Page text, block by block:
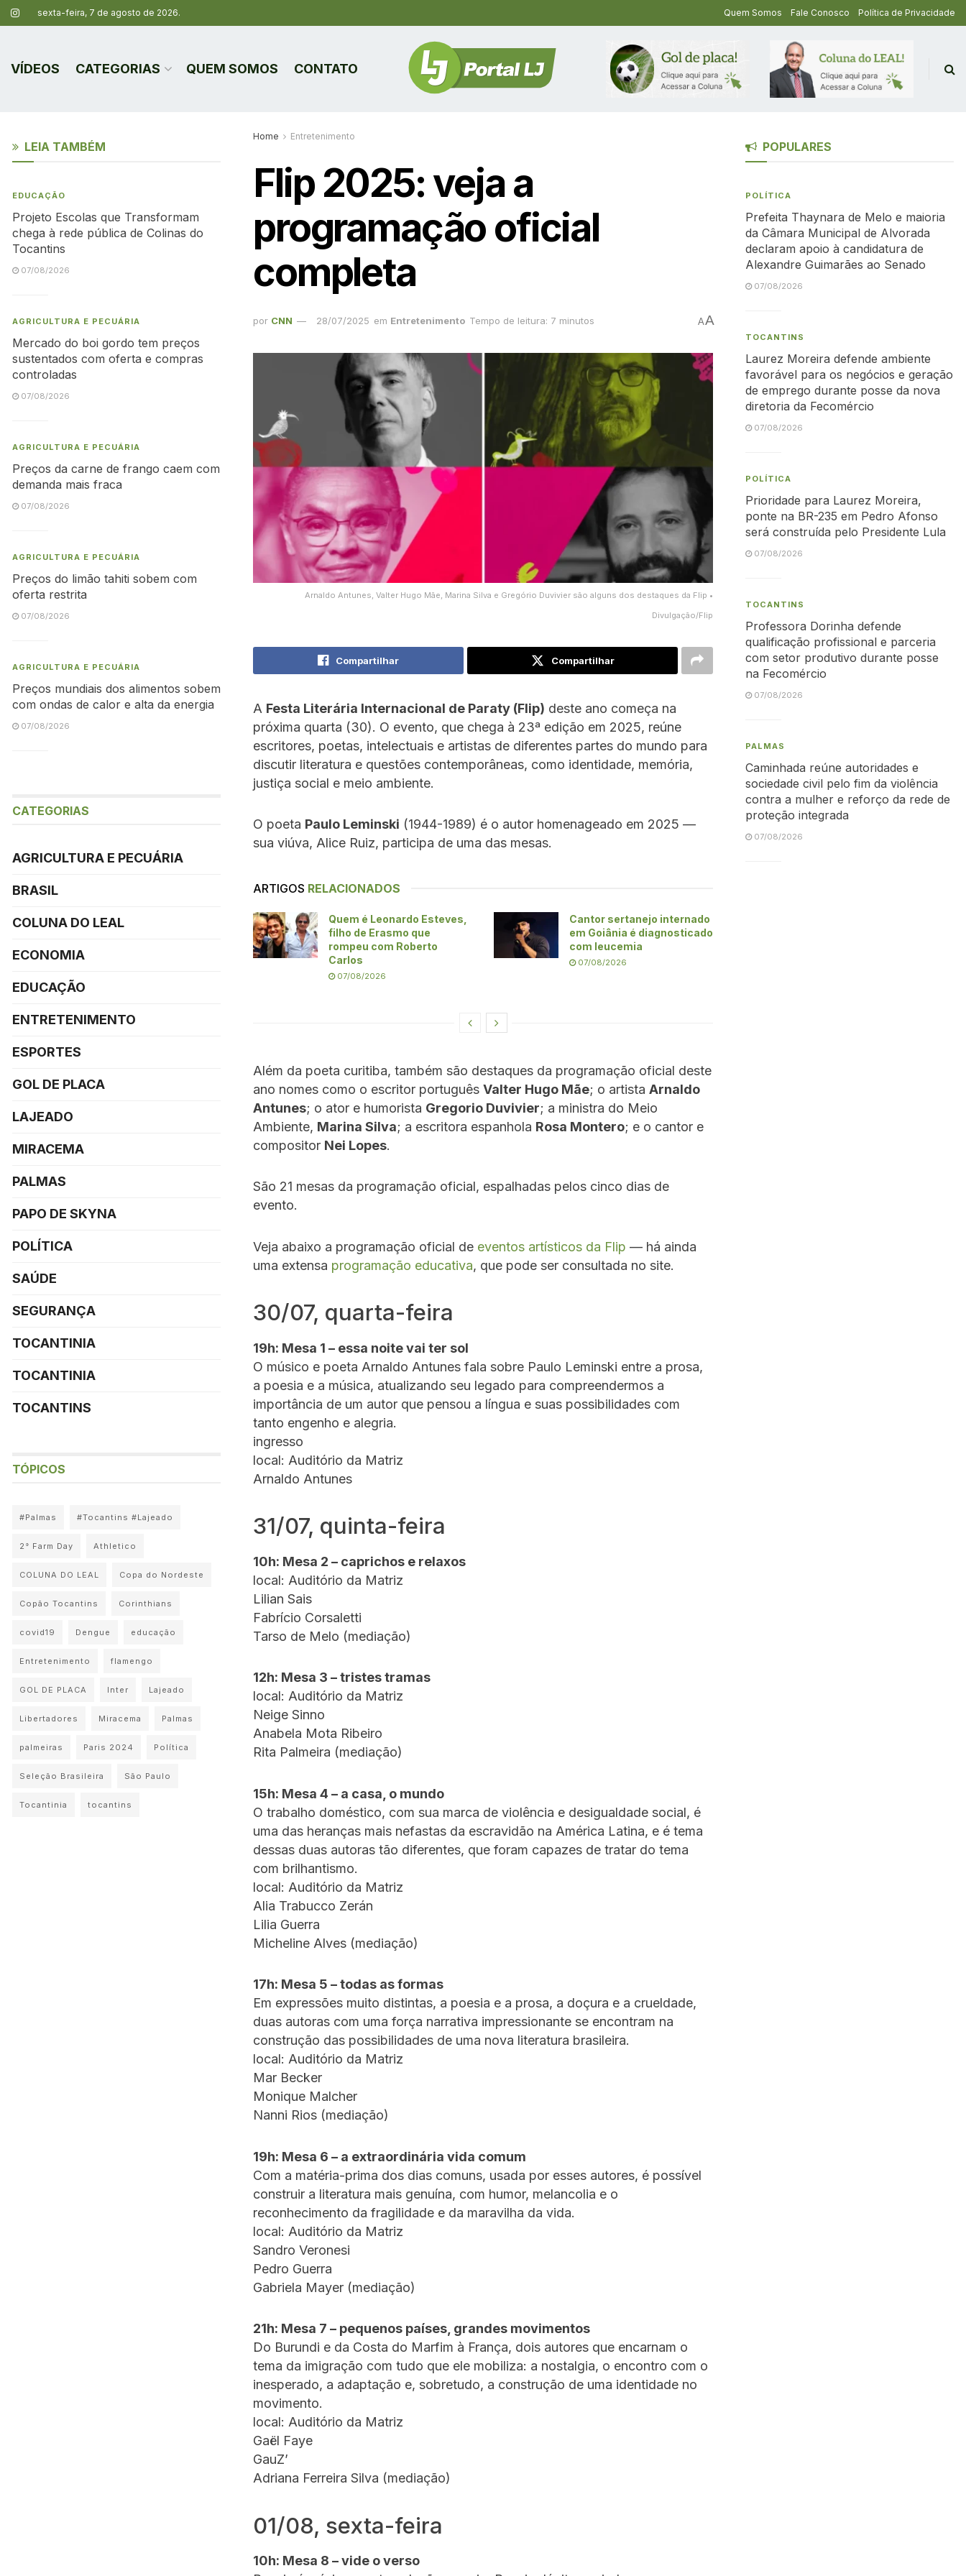
sexta-feira, 7 de agosto de 2026. Quem Somos Fale Conosco Política de Privacidade
VÍDEOS CATEGORIAS QUEM SOMOS CONTATO
Home Entretenimento
Flip 2025: veja a
programação oficial
completa
por CNN 28/07/2025 em Entretenimento Tempo de leitura: 7 minutos AA
Arnaldo Antunes, Valter Hugo Mãe, Marina Silva e Gregório Duvivier são alguns dos destaques da Flip •
Divulgação/Flip
Compartilhar Compartilhar
A Festa Literária Internacional de Paraty (Flip) deste ano começa na
próxima quarta (30). O evento, que chega à 23ª edição em 2025, reúne
escritores, poetas, intelectuais e artistas de diferentes partes do mundo para
discutir literatura e questões contemporâneas, como identidade, memória,
justiça social e meio ambiente.
O poeta Paulo Leminski (1944-1989) é o autor homenageado em 2025 —
sua viúva, Alice Ruiz, participa de uma das mesas.
ARTIGOS RELACIONADOS
Quem é Leonardo Esteves,
filho de Erasmo que
rompeu com Roberto
Carlos
07/08/2026
Cantor sertanejo internado
em Goiânia é diagnosticado
com leucemia
07/08/2026
Além da poeta curitiba, também são destaques da programação oficial deste
ano nomes como o escritor português Valter Hugo Mãe; o artista Arnaldo
Antunes; o ator e humorista Gregorio Duvivier; a ministra do Meio
Ambiente, Marina Silva; a escritora espanhola Rosa Montero; e o cantor e
compositor Nei Lopes.
São 21 mesas da programação oficial, espalhadas pelos cinco dias de
evento.
Veja abaixo a programação oficial de eventos artísticos da Flip — há ainda
uma extensa programação educativa, que pode ser consultada no site.
30/07, quarta-feira
19h: Mesa 1 – essa noite vai ter sol
O músico e poeta Arnaldo Antunes fala sobre Paulo Leminski entre a prosa,
a poesia e a música, atualizando seu legado para compreendermos a
importância de um autor que pensou a língua e suas possibilidades com
tanto engenho e alegria.
ingresso
local: Auditório da Matriz
Arnaldo Antunes
31/07, quinta-feira
10h: Mesa 2 – caprichos e relaxos
local: Auditório da Matriz
Lilian Sais
Fabrício Corsaletti
Tarso de Melo (mediação)
12h: Mesa 3 – tristes tramas
local: Auditório da Matriz
Neige Sinno
Anabela Mota Ribeiro
Rita Palmeira (mediação)
15h: Mesa 4 – a casa, o mundo
O trabalho doméstico, com sua marca de violência e desigualdade social, é
uma das heranças mais nefastas da escravidão na América Latina, e é tema
dessas duas autoras tão diferentes, que foram capazes de tratar do tema
com brilhantismo.
local: Auditório da Matriz
Alia Trabucco Zerán
Lilia Guerra
Micheline Alves (mediação)
17h: Mesa 5 – todas as formas
Em expressões muito distintas, a poesia e a prosa, a doçura e a crueldade,
duas autoras com uma força narrativa impressionante se encontram na
construção das possibilidades de uma nova literatura brasileira.
local: Auditório da Matriz
Mar Becker
Monique Malcher
Nanni Rios (mediação)
19h: Mesa 6 – a extraordinária vida comum
Com a matéria-prima dos dias comuns, usada por esses autores, é possível
construir a literatura mais genuína, com humor, melancolia e o
reconhecimento da fragilidade e da maravilha da vida.
local: Auditório da Matriz
Sandro Veronesi
Pedro Guerra
Gabriela Mayer (mediação)
21h: Mesa 7 – pequenos países, grandes movimentos
Do Burundi e da Costa do Marfim à França, dois autores que encarnam o
tema da imigração com tudo que ele mobiliza: a nostalgia, o encontro com o
inesperado, a adaptação e, sobretudo, a construção de uma identidade no
movimento.
local: Auditório da Matriz
Gaël Faye
GauZ’
Adriana Ferreira Silva (mediação)
01/08, sexta-feira
10h: Mesa 8 – vide o verso
LEIA TAMBÉM
EDUCAÇÃO
Projeto Escolas que Transformam
chega à rede pública de Colinas do
Tocantins
07/08/2026
AGRICULTURA E PECUÁRIA
Mercado do boi gordo tem preços
sustentados com oferta e compras
controladas
07/08/2026
AGRICULTURA E PECUÁRIA
Preços da carne de frango caem com
demanda mais fraca
07/08/2026
AGRICULTURA E PECUÁRIA
Preços do limão tahiti sobem com
oferta restrita
07/08/2026
AGRICULTURA E PECUÁRIA
Preços mundiais dos alimentos sobem
com ondas de calor e alta da energia
07/08/2026
CATEGORIAS
AGRICULTURA E PECUÁRIA
BRASIL
COLUNA DO LEAL
ECONOMIA
EDUCAÇÃO
ENTRETENIMENTO
ESPORTES
GOL DE PLACA
LAJEADO
MIRACEMA
PALMAS
PAPO DE SKYNA
POLÍTICA
SAÚDE
SEGURANÇA
TOCANTINIA
TOCANTINIA
TOCANTINS
TÓPICOS
#Palmas #Tocantins #Lajeado
2° Farm Day Athletico
COLUNA DO LEAL Copa do Nordeste
Copão Tocantins Corinthians
covid19 Dengue educação
Entretenimento flamengo
GOL DE PLACA Inter Lajeado
Libertadores Miracema Palmas
palmeiras Paris 2024 Política
Seleção Brasileira São Paulo
Tocantinia tocantins
POPULARES
POLÍTICA
Prefeita Thaynara de Melo e maioria
da Câmara Municipal de Alvorada
declaram apoio à candidatura de
Alexandre Guimarães ao Senado
07/08/2026
TOCANTINS
Laurez Moreira defende ambiente
favorável para os negócios e geração
de emprego durante posse da nova
diretoria da Fecomércio
07/08/2026
POLÍTICA
Prioridade para Laurez Moreira,
ponte na BR-235 em Pedro Afonso
será construída pelo Presidente Lula
07/08/2026
TOCANTINS
Professora Dorinha defende
qualificação profissional e parceria
com setor produtivo durante posse
na Fecomércio
07/08/2026
PALMAS
Caminhada reúne autoridades e
sociedade civil pelo fim da violência
contra a mulher e reforço da rede de
proteção integrada
07/08/2026